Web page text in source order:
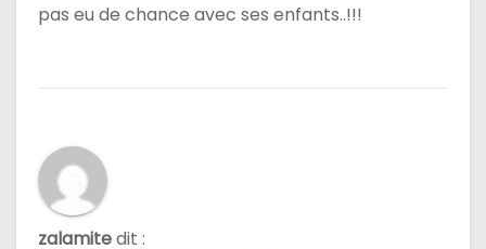
pas eu de chance avec ses enfants..!!!
zalamitedit :